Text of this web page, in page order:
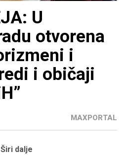
U
otvorena
i
i običaji
MAXPORTAL
Širi dalje